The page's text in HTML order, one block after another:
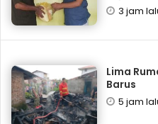
3 jam
Lima
Barus
5 jam